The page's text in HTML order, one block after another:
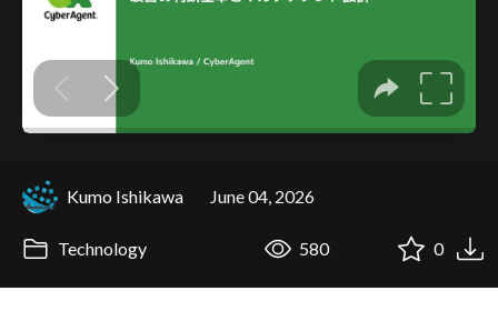
Kumo Ishikawa June 04, 2026
Technology 580 0